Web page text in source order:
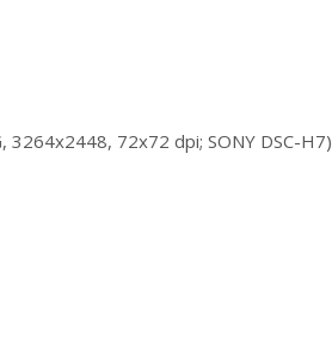
3264x2448, 72x72 dpi; SONY DSC-H7)